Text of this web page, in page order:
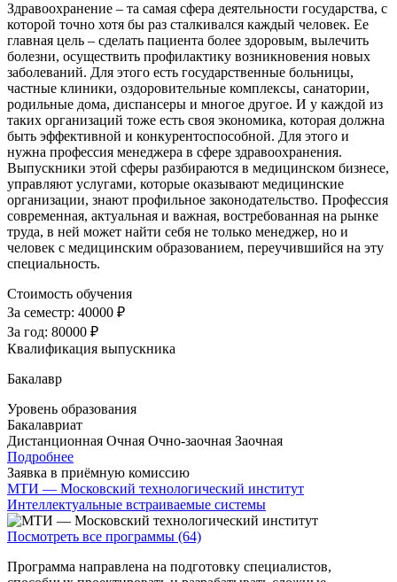
Здравоохранение – та самая сфера деятельности государства, с
которой точно хотя бы раз сталкивался каждый человек. Ее
главная цель – сделать пациента более здоровым, вылечить
болезни, осуществить профилактику возникновения новых
заболеваний. Для этого есть государственные больницы,
частные клиники, оздоровительные комплексы, санатории,
родильные дома, диспансеры и многое другое. И у каждой из
таких организаций тоже есть своя экономика, которая должна
быть эффективной и конкурентоспособной. Для этого и
нужна профессия менеджера в сфере здравоохранения.
Выпускники этой сферы разбираются в медицинском бизнесе,
управляют услугами, которые оказывают медицинские
организации, знают профильное законодательство. Профессия
современная, актуальная и важная, востребованная на рынке
труда, в ней может найти себя не только менеджер, но и
человек с медицинским образованием, переучившийся на эту
специальность.
Стоимость обучения
За семестр: 40000 ₽
За год: 80000 ₽
Квалификация выпускника
Бакалавр
Уровень образования
Бакалавриат
Дистанционная Очная Очно-заочная Заочная
Подробнее
Заявка в приёмную комиссию
МТИ — Московский технологический институт
Интеллектуальные встраиваемые системы
Посмотреть все программы (64)
Программа направлена на подготовку специалистов,